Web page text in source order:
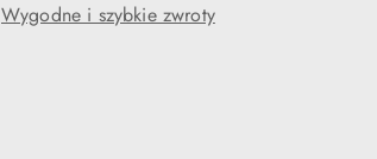
Wygodne i szybkie zwroty